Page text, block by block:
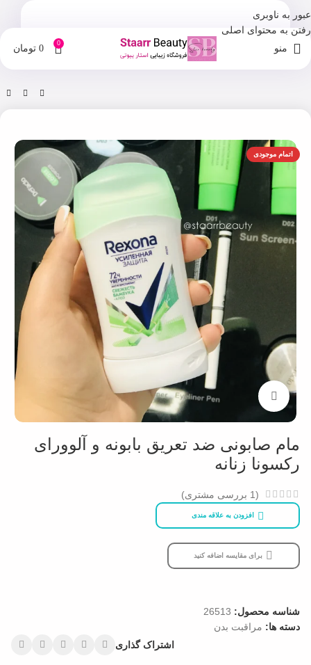
عبور به ناوبری
رفتن به محتوای اصلی
منو 0
0 تومان
فروشگاه مراقبت بدن
اتمام موجودی
بزرگنمایی تصویر
مام صابونی ضد تعریق بابونه و آلوورای
رکسونا زنانه
(
1 بررسی مشتری)
افزودن به علاقه مندی
برای مقایسه اضافه کنید
شناسه محصول: 26513
دسته ها: مراقبت بدن
اشتراک گذاری